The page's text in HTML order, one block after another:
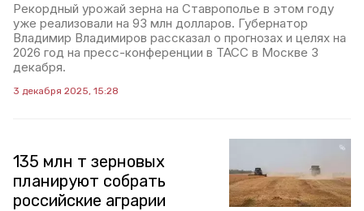
Рекордный урожай зерна на Ставрополье в этом году
уже реализовали на 93 млн долларов. Губернатор
Владимир Владимиров рассказал о прогнозах и целях на
2026 год на пресс-конференции в ТАСС в Москве 3
декабря.
3 декабря 2025, 15:28
135 млн т зерновых
планируют собрать
российские аграрии